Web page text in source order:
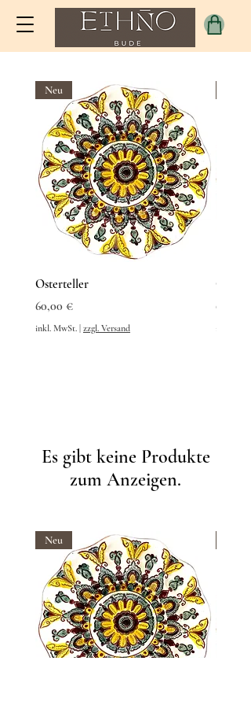
Neu
Osterteller
Preis
60,00 €
inkl. MwSt. zzgl. Versand
Preis
60,00 €
inkl. MwSt.
Es gibt keine Produkte
zum Anzeigen.
Neu